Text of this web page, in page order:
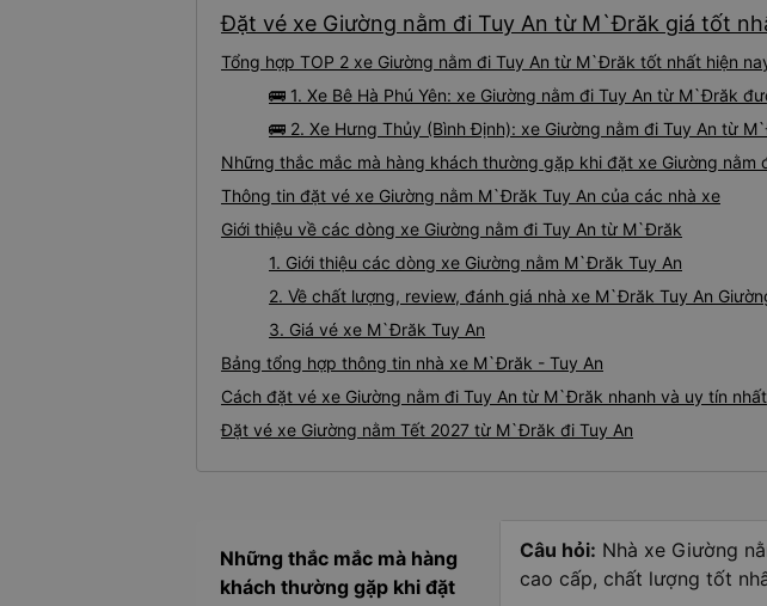
Đặt vé xe Giường nằm đi Tuy An từ M`Đrăk giá tốt
Tổng hợp TOP 2 xe Giường nằm đi Tuy An từ M`Đrăk tốt nhất hiện
🚌 1. Xe Bê Hà Phú Yên: xe Giường nằm đi Tuy An từ M`Đrăk
🚌 2. Xe Hưng Thủy (Bình Định): xe Giường nằm đi Tuy An từ
Những thắc mắc mà hàng khách thường gặp khi đặt xe Giường nằm
Thông tin đặt vé xe Giường nằm M`Đrăk Tuy An của các nhà xe
Giới thiệu về các dòng xe Giường nằm đi Tuy An từ M`Đrăk
1. Giới thiệu các dòng xe Giường nằm M`Đrăk Tuy An
2. Về chất lượng, review, đánh giá nhà xe M`Đrăk Tuy An
3. Giá vé xe M`Đrăk Tuy An
Bảng tổng hợp thông tin nhà xe M`Đrăk - Tuy An
Cách đặt vé xe Giường nằm đi Tuy An từ M`Đrăk nhanh và uy tín nhất
Đặt vé xe Giường nằm Tết 2027 từ M`Đrăk đi Tuy An
Những thắc mắc mà hàng
khách thường gặp khi đặt
Câu hỏi: Nhà xe Giường
cao cấp, chất lượng tốt